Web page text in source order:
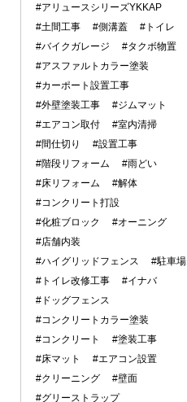
#アリュースシリーズYKKAP
#土間工事
#側溝蓋
#トイレ
#バイクガレージ
#タクボ物置
#アスファルトカラー塗装
#カーポート設置工事
#外壁塗装工事
#ジムマット
#エアコン取付
#室内清掃
#間仕切り
#設置工事
#階段リフォーム
#雨どい
#床リフォーム
#解体
#コンクリート打設
#化粧ブロック
#オーニング
#店舗内装
#ハイグリッドフェンス
#駐車場
#トイレ改修工事
#イナバ
#ドッグフェンス
#コンクリートカラー塗装
#コンクリート
#塗装工事
#床マット
#エアコン設置
#クリーニング
#壁面
#グリーストラップ